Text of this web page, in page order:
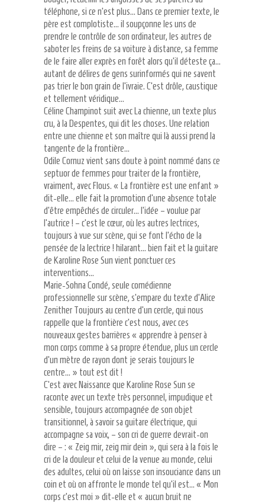
téléphone, si ce n’est plus… Dans ce premier texte, le
père est complotiste… il soupçonne les uns de
prendre le contrôle de son ordinateur, les autres de
saboter les freins de sa voiture à distance, sa femme
de le faire aller exprès en forêt alors qu’il déteste ça…
autant de délires de gens surinformés qui ne savent
pas trier le bon grain de l’ivraie. C’est drôle, caustique
et tellement véridique…
Céline Champinot suit avec La chienne, un texte plus
cru, à la Despentes, qui dit les choses. Une relation
entre une chienne et son maître qui là aussi prend la
tangente de la frontière…
Odile Cornuz vient sans doute à point nommé dans ce
septuor de femmes pour traiter de la frontière,
vraiment, avec Flous. « La frontière est une enfant »
dit-elle… elle fait la promotion d’une absence totale
d’être empêchés de circuler… l’idée – voulue par
l’autrice ! – c’est le cœur, où les autres lectrices,
toujours à vue sur scène, qui se font l’écho de la
pensée de la lectrice ! hilarant… bien fait et la guitare
de Karoline Rose Sun vient ponctuer ces
interventions…
Marie-Sohna Condé, seule comédienne
professionnelle sur scène, s’empare du texte d’Alice
Zenither Toujours au centre d’un cercle, qui nous
rappelle que la frontière c’est nous, avec ces
nouveaux gestes barrières « apprendre à penser à
mon corps comme à sa propre étendue, plus un cercle
d’un mètre de rayon dont je serais toujours le
centre… » tout est dit !
C’est avec Naissance que Karoline Rose Sun se
raconte avec un texte très personnel, impudique et
sensible, toujours accompagnée de son objet
transitionnel, à savoir sa guitare électrique, qui
accompagne sa voix, – son cri de guerre devrait-on
dire – : « Zeig mir, zeig mir dein », qui sera à la fois le
cri de la douleur et celui de la venue au monde, celui
des adultes, celui où on laisse son insouciance dans un
coin et où on affronte le monde tel qu’il est… « Mon
corps c’est moi » dit-elle et « aucun bruit ne